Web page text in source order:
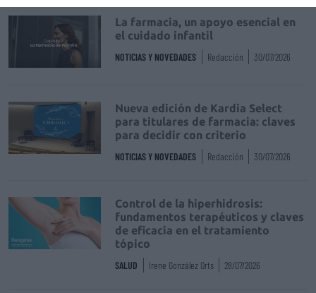
La farmacia, un apoyo esencial en
el cuidado infantil
NOTICIAS Y NOVEDADES Redacción 30/07/2026
Nueva edición de Kardia Select
para titulares de farmacia: claves
para decidir con criterio
NOTICIAS Y NOVEDADES Redacción 30/07/2026
Control de la hiperhidrosis:
fundamentos terapéuticos y claves
de eficacia en el tratamiento
tópico
SALUD Irene González Orts 28/07/2026